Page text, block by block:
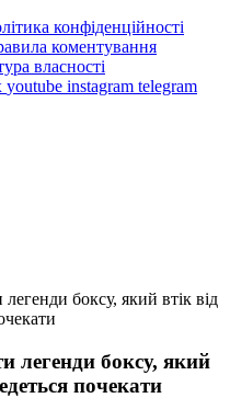
конфіденційності
коментування
власності
youtube instagram telegram
боксу, який втік від
легенди боксу, який
почекати